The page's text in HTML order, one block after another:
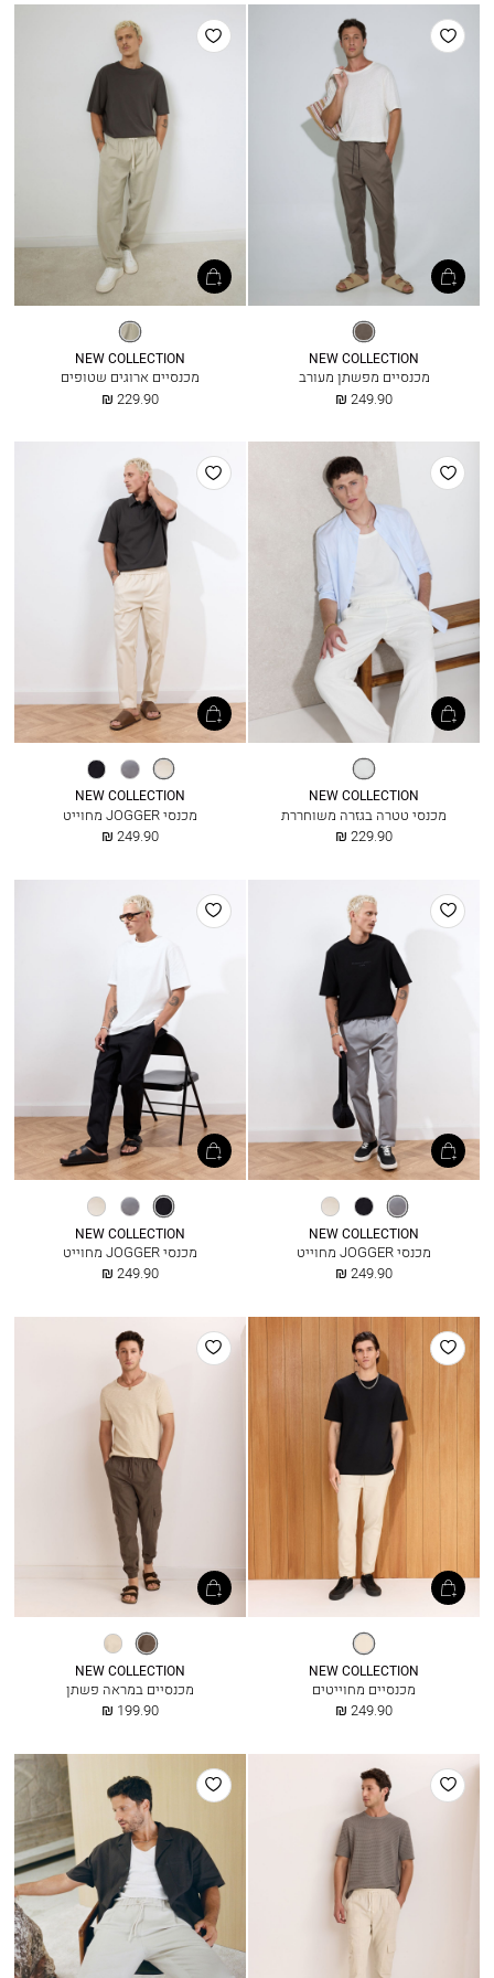
הוסף
למועדפים
חום
טבעי
NEW COLLECTION
מכנסיים מפשתן מעורב
החל
249.90 ₪
הוסף
למועדפים
גרייג׳
NEW COLLECTION
מכנסיים ארוגים שטופים
החל
229.90 ₪
הוסף
למועדפים
אופוויט
NEW COLLECTION
מכנסי טטרה בגזרה משוחררת
החל
229.90 ₪
הוסף
למועדפים
אבן
בהיר
אפור
ביניים
שחור
NEW COLLECTION
מכנסי JOGGER מחוייט
החל
249.90 ₪
הוסף
למועדפים
אפור
ביניים
שחור אבן
בהיר
NEW COLLECTION
מכנסי JOGGER מחוייט
החל
249.90 ₪
הוסף
למועדפים
שחור אפור
ביניים
אבן
בהיר
NEW COLLECTION
מכנסי JOGGER מחוייט
החל
249.90 ₪
הוסף
למועדפים
בז׳
כהה
NEW COLLECTION
מכנסיים מחוייטים
החל
249.90 ₪
הוסף
למועדפים
חום אבן
בהיר
NEW COLLECTION
מכנסיים במראה פשתן
החל
199.90 ₪
הוסף
למועדפים
הוסף
למועדפים